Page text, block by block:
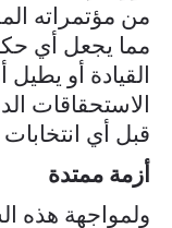
من مؤتمراته
مما يجعل أي
القيادة أو يطيل
الاستحقاقات
قبل أي
أزمة ممتدة
ولمواجهة هذه